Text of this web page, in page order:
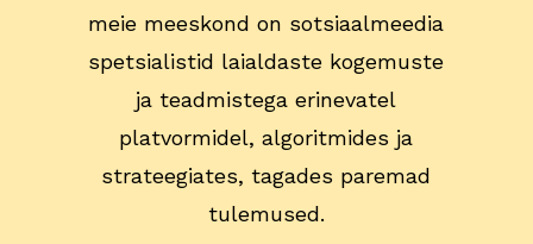
meie meeskond on sotsiaalmeedia
spetsialistid laialdaste kogemuste
ja teadmistega erinevatel
platvormidel, algoritmides ja
strateegiates, tagades paremad
tulemused.